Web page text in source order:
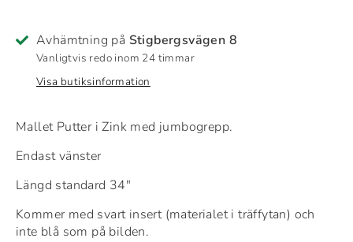
Avhämtning på Stigbergsvägen 8
Vanligtvis redo inom 24 timmar
Visa butiksinformation
Mallet Putter i Zink med jumbogrepp.
Endast vänster
Längd standard 34"
Kommer med svart insert (materialet i träffytan) och
inte blå som på bilden.